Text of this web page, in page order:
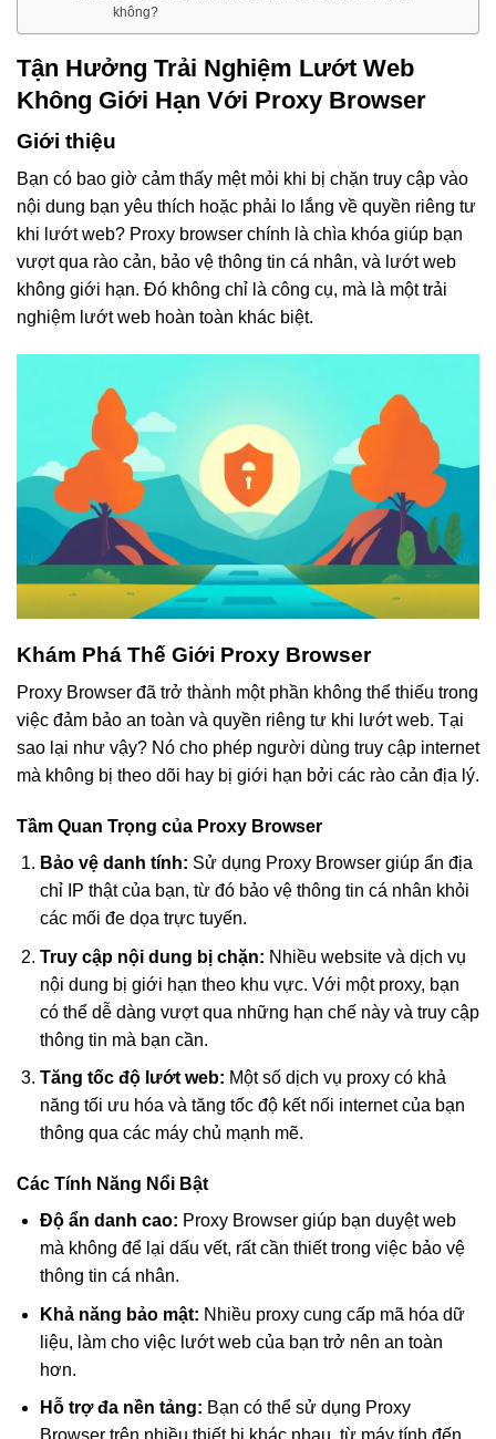
không?
Tận Hưởng Trải Nghiệm Lướt Web
Không Giới Hạn Với Proxy Browser
Giới thiệu
Bạn có bao giờ cảm thấy mệt mỏi khi bị chặn truy cập vào
nội dung bạn yêu thích hoặc phải lo lắng về quyền riêng tư
khi lướt web? Proxy browser chính là chìa khóa giúp bạn
vượt qua rào cản, bảo vệ thông tin cá nhân, và lướt web
không giới hạn. Đó không chỉ là công cụ, mà là một trải
nghiệm lướt web hoàn toàn khác biệt.
Khám Phá Thế Giới Proxy Browser
Proxy Browser đã trở thành một phần không thể thiếu trong
việc đảm bảo an toàn và quyền riêng tư khi lướt web. Tại
sao lại như vậy? Nó cho phép người dùng truy cập internet
mà không bị theo dõi hay bị giới hạn bởi các rào cản địa lý.
Tầm Quan Trọng của Proxy Browser
Bảo vệ danh tính: Sử dụng Proxy Browser giúp ẩn địa
chỉ IP thật của bạn, từ đó bảo vệ thông tin cá nhân khỏi
các mối đe dọa trực tuyến.
Truy cập nội dung bị chặn: Nhiều website và dịch vụ
nội dung bị giới hạn theo khu vực. Với một proxy, bạn
có thể dễ dàng vượt qua những hạn chế này và truy cập
thông tin mà bạn cần.
Tăng tốc độ lướt web: Một số dịch vụ proxy có khả
năng tối ưu hóa và tăng tốc độ kết nối internet của bạn
thông qua các máy chủ mạnh mẽ.
Các Tính Năng Nổi Bật
Độ ẩn danh cao: Proxy Browser giúp bạn duyệt web
mà không để lại dấu vết, rất cần thiết trong việc bảo vệ
thông tin cá nhân.
Khả năng bảo mật: Nhiều proxy cung cấp mã hóa dữ
liệu, làm cho việc lướt web của bạn trở nên an toàn
hơn.
Hỗ trợ đa nền tảng: Bạn có thể sử dụng Proxy